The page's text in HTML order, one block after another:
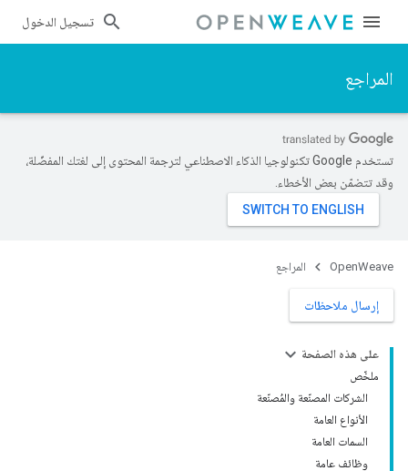
تسجيل الدخول
المراجع
تستخدم Google تكنولوجيا الذكاء الاصطناعي لترجمة المحتوى إلى لغتك المفضّلة،
وقد تتضمّن بعض الأخطاء.
OpenWeave المراجع
إرسال ملاحظات
على هذه الصفحة
ملخّص
الشركات المصنّعة والمُصنّعة
الأنواع العامة
السمات العامة
وظائف عامة